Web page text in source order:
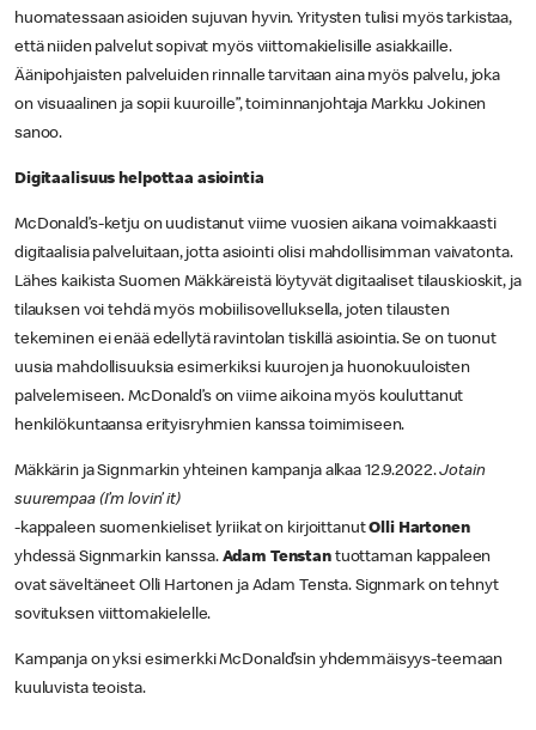
huomatessaan asioiden sujuvan hyvin. Yritysten tulisi myös tarkistaa,
että niiden palvelut sopivat myös viittomakielisille asiakkaille.
Äänipohjaisten palveluiden rinnalle tarvitaan aina myös palvelu, joka
on visuaalinen ja sopii kuuroille”, toiminnanjohtaja Markku Jokinen
sanoo.
Digitaalisuus helpottaa asiointia
McDonald’s-ketju on uudistanut viime vuosien aikana voimakkaasti
digitaalisia palveluitaan, jotta asiointi olisi mahdollisimman vaivatonta.
Lähes kaikista Suomen Mäkkäreistä löytyvät digitaaliset tilauskioskit, ja
tilauksen voi tehdä myös mobiilisovelluksella, joten tilausten
tekeminen ei enää edellytä ravintolan tiskillä asiointia. Se on tuonut
uusia mahdollisuuksia esimerkiksi kuurojen ja huonokuuloisten
palvelemiseen. McDonald’s on viime aikoina myös kouluttanut
henkilökuntaansa erityisryhmien kanssa toimimiseen.
Mäkkärin ja Signmarkin yhteinen kampanja alkaa 12.9.2022.Jotain
suurempaa (I’m lovin’ it)
-kappaleen suomenkieliset lyriikat on kirjoittanutOlli Hartonen
yhdessä Signmarkin kanssa. Adam Tenstantuottaman kappaleen
ovat säveltäneet Olli Hartonen ja Adam Tensta. Signmark on tehnyt
sovituksen viittomakielelle.
Kampanja on yksi esimerkki McDonald’sin yhdemmäisyys-teemaan
kuuluvista teoista.